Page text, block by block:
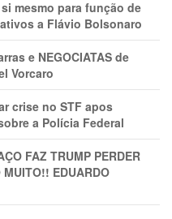
mesmo para função de
a Flávio Bolsonaro
e NEGOCIATAS de
Vorcaro
crise no STF apos
a Polícia Federal
FAZ TRUMP PERDER
EDUARDO